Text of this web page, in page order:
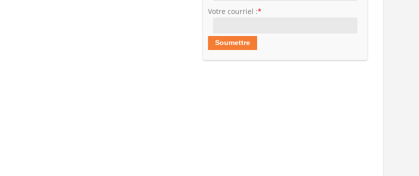
Votre courriel :*